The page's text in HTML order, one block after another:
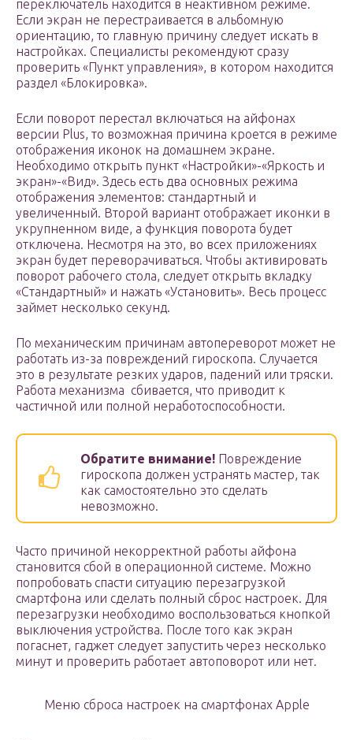
переключатель находится в неактивном режиме.
Если экран не перестраивается в альбомную
ориентацию, то главную причину следует искать в
настройках. Специалисты рекомендуют сразу
проверить «Пункт управления», в котором находится
раздел «Блокировка».
Если поворот перестал включаться на айфонах
версии Plus, то возможная причина кроется в режиме
отображения иконок на домашнем экране.
Необходимо открыть пункт «Настройки»-«Яркость и
экран»-«Вид». Здесь есть два основных режима
отображения элементов: стандартный и
увеличенный. Второй вариант отображает иконки в
укрупненном виде, а функция поворота будет
отключена. Несмотря на это, во всех приложениях
экран будет переворачиваться. Чтобы активировать
поворот рабочего стола, следует открыть вкладку
«Стандартный» и нажать «Установить». Весь процесс
займет несколько секунд.
По механическим причинам автопереворот может не
работать из-за повреждений гироскопа. Случается
это в результате резких ударов, падений или тряски.
Работа механизма сбивается, что приводит к
частичной или полной неработоспособности.
Обратите внимание! Повреждение
гироскопа должен устранять мастер, так
как самостоятельно это сделать
невозможно.
Часто причиной некорректной работы айфона
становится сбой в операционной системе. Можно
попробовать спасти ситуацию перезагрузкой
смартфона или сделать полный сброс настроек. Для
перезагрузки необходимо воспользоваться кнопкой
выключения устройства. После того как экран
погаснет, гаджет следует запустить через несколько
минут и проверить работает автоповорот или нет.
Меню сброса настроек на смартфонах Apple